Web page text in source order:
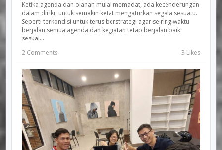
Ketika agenda dan olahan mulai memadat, ada kecenderungan
dalam diriku untuk semakin ketat mengaturkan segala sesuatu.
Seperti terkondisi untuk terus berstrategi agar seiring waktu
berjalan semua agenda dan kegiatan tetap berjalan baik
sesuai...
2 Comments
3 Likes